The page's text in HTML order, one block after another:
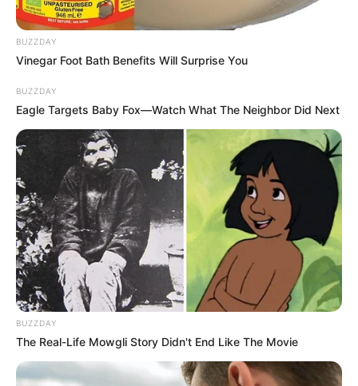
Always Love You (10)
Régulier dans ce type d’épreuves, il vise avant tout une
place dans la combinaison gagnante.
Les Bons Outsiders du Quinté dans le PRIX
EQUIDIA (PRIX ANNIE HUTTON)
BUZZDAY
Vinegar Foot Bath Benefits Will Surprise You
BUZZDAY
Eagle Targets Baby Fox—Watch What The Neighbor Did Next
BUZZDAY
The Real-Life Mowgli Story Didn't End Like The Movie